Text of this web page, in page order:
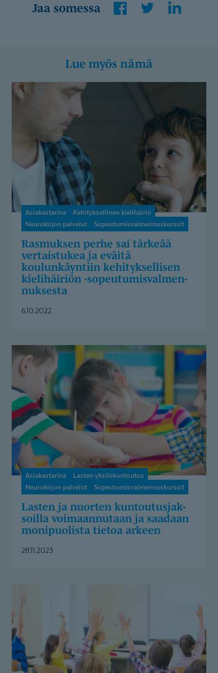
Jaa somessa
Lue myös nämä
Rasmuksen
perhe
koulunkäyntiin
kehityksellisen
kielihäiriön
-
sopeutumisvalmennuksesta
Asiakastarina
Kehityksellinen kielihäiriö
Neurokirjon palvelut
Sopeutumisvalmennuskurssit
Rasmuksen perhe sai tärkeää
vertaistukea ja eväitä
koulunkäyntiin kehityksellisen
kielihäiriön -sopeutumis­val­men­
nuksesta
6.10.2022
nuorten
kuntoutusjaksoilla
voimaannutaan
ja
saadaan
monipuolista
tietoa
arkeen
Asiakastarina
Lasten yksilökuntoutus
Neurokirjon palvelut
Sopeutumisvalmennuskurssit
Lasten ja nuorten kuntoutus­jak­
soilla voimaannutaan ja saadaan
monipuolista tietoa arkeen
28.11.2023
vinkeillä
tuet
nepsy-
lasta
ja
-